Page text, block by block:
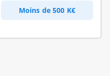
Moins de500 K€